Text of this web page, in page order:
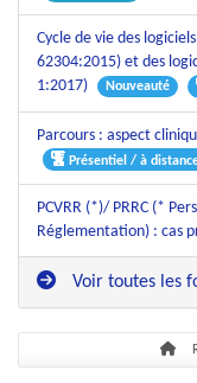
Cycle de vie des
62304:2015) et des
1:2017)
Nouveauté
Parcours : aspect
Présentiel / à
PCVRR (*)/ PRRC (*
Réglementation) : cas
Voir toutes les